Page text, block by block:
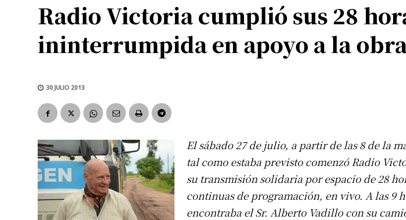
Radio Victoria cumplió sus 28
ininterrumpida en apoyo a la
30 JULIO 2013
El sábado 27 de julio, a partir de las 8 de la
tal como estaba previsto comenzó Radio
su transmisión solidaria por espacio de 28
continuas de programación, en vivo. A las 9
encontraba el Sr. Alberto Vadillo con su